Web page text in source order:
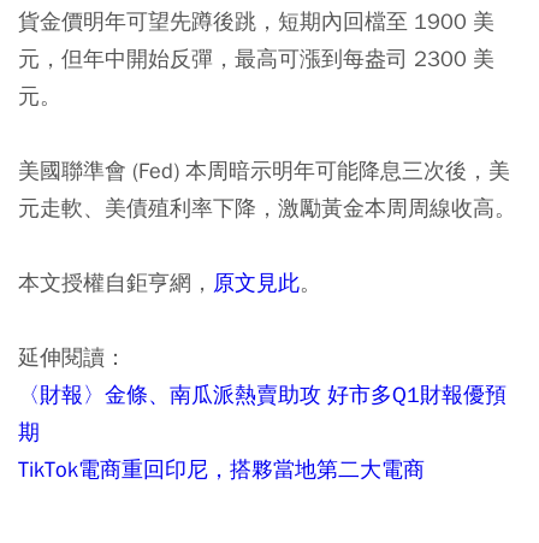
貨金價明年可望先蹲後跳，短期內回檔至 1900 美
元，但年中開始反彈，最高可漲到每盎司 2300 美
元。
美國聯準會 (Fed) 本周暗示明年可能降息三次後，美
元走軟、美債殖利率下降，激勵黃金本周周線收高。
本文授權自鉅亨網， 原文見此。
延伸閱讀：
〈財報〉金條、南瓜派熱賣助攻 好市多Q1財報優預
期
TikTok電商重回印尼，搭夥當地第二大電商